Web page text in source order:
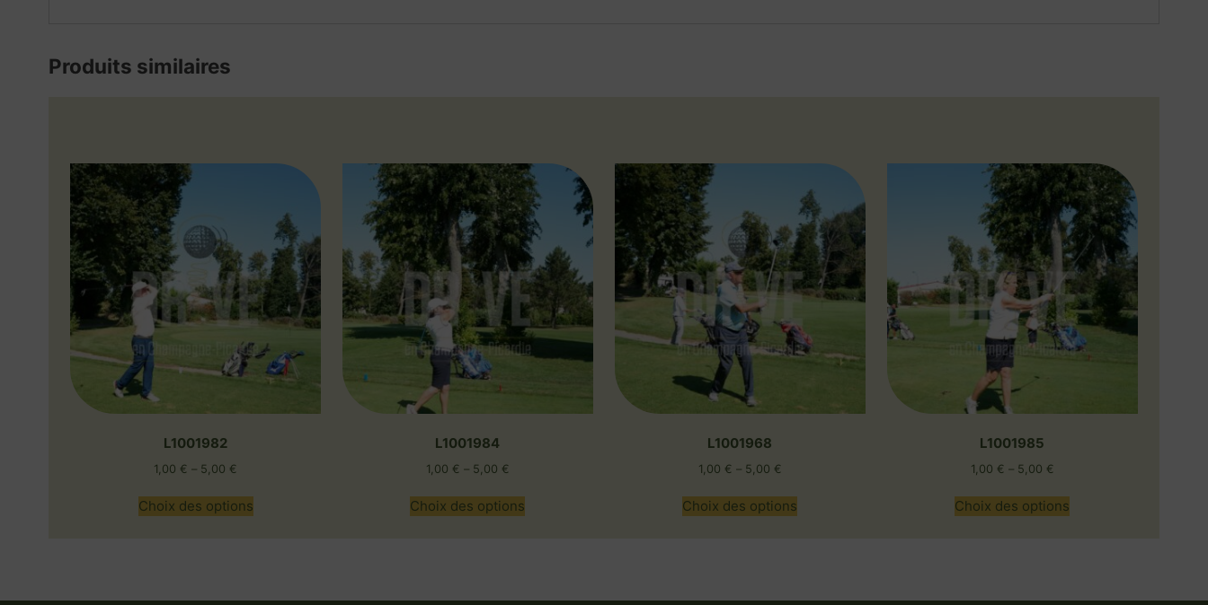
Produits similaires
L1001982
1,00 € – 5,00 €
Choix des options
L1001984
1,00 € – 5,00 €
Choix des options
L1001968
1,00 € – 5,00 €
Choix des options
L1001985
1,00 € – 5,00 €
Choix des options